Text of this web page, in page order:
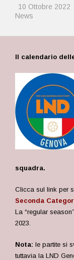
10 Ottobre 2022
News
Il calendario
squadra.
Clicca sul link per
Seconda
La “regular
2023.
Nota: le partite si
tuttavia la LND